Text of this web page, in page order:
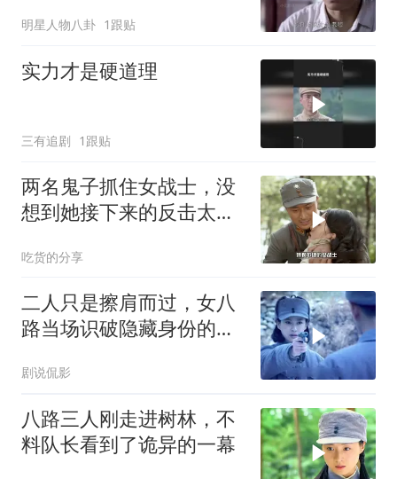
明星人物八卦 1跟贴
实力才是硬道理
三有追剧 1跟贴
两名鬼子抓住女战士，没
想到她接下来的反击太解
吃货的分享
二人只是擦肩而过，女八
路当场识破隐藏身份的叛
剧说侃影
八路三人刚走进树林，不
料队长看到了诡异的一幕